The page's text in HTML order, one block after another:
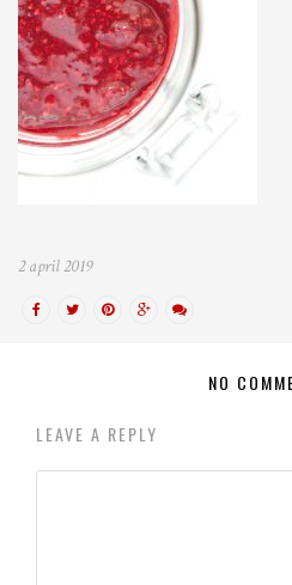
2 april 2019
NO
LEAVE A REPLY